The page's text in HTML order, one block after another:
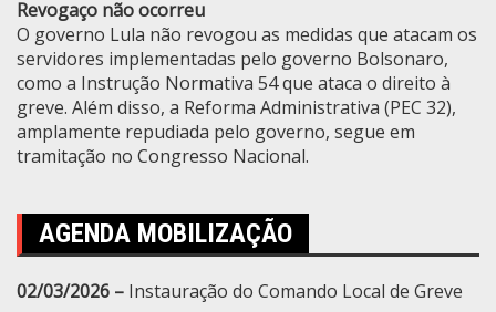
Revogaço não ocorreu
O governo Lula não revogou as medidas que atacam os
servidores implementadas pelo governo Bolsonaro,
como a Instrução Normativa 54 que ataca o direito à
greve. Além disso, a Reforma Administrativa (PEC 32),
amplamente repudiada pelo governo, segue em
tramitação no Congresso Nacional.
AGENDA MOBILIZAÇÃO
02/03/2026 – Instauração do Comando Local de Greve